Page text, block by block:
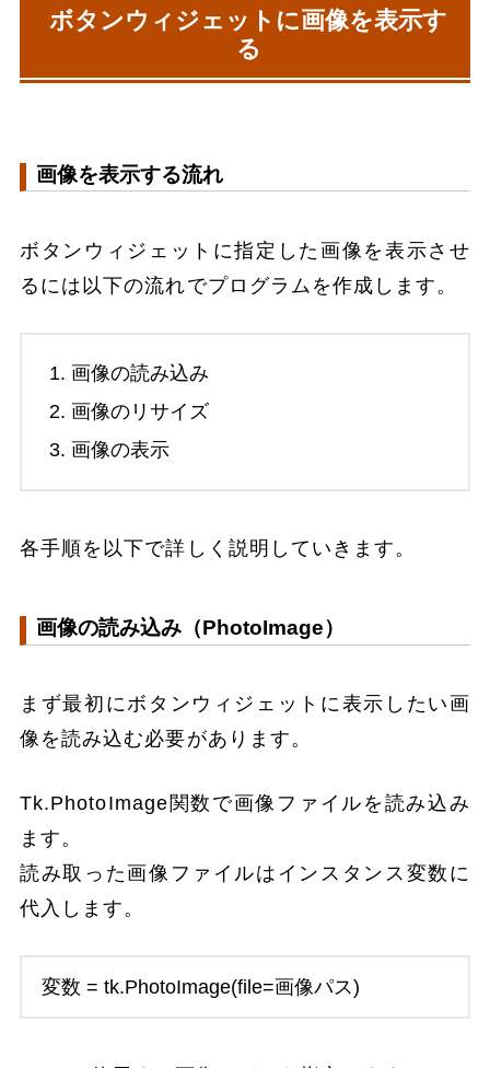
ボタンウィジェットに画像を表示す
る
画像を表示する流れ
ボタンウィジェットに指定した画像を表示させ
るには以下の流れでプログラムを作成します。
画像の読み込み
画像のリサイズ
画像の表示
各手順を以下で詳しく説明していきます。
画像の読み込み（PhotoImage）
まず最初にボタンウィジェットに表示したい画
像を読み込む必要があります。
Tk.PhotoImage関数で画像ファイルを読み込み
ます。
読み取った画像ファイルはインスタンス変数に
代入します。
変数 = tk.PhotoImage(file=画像パス)